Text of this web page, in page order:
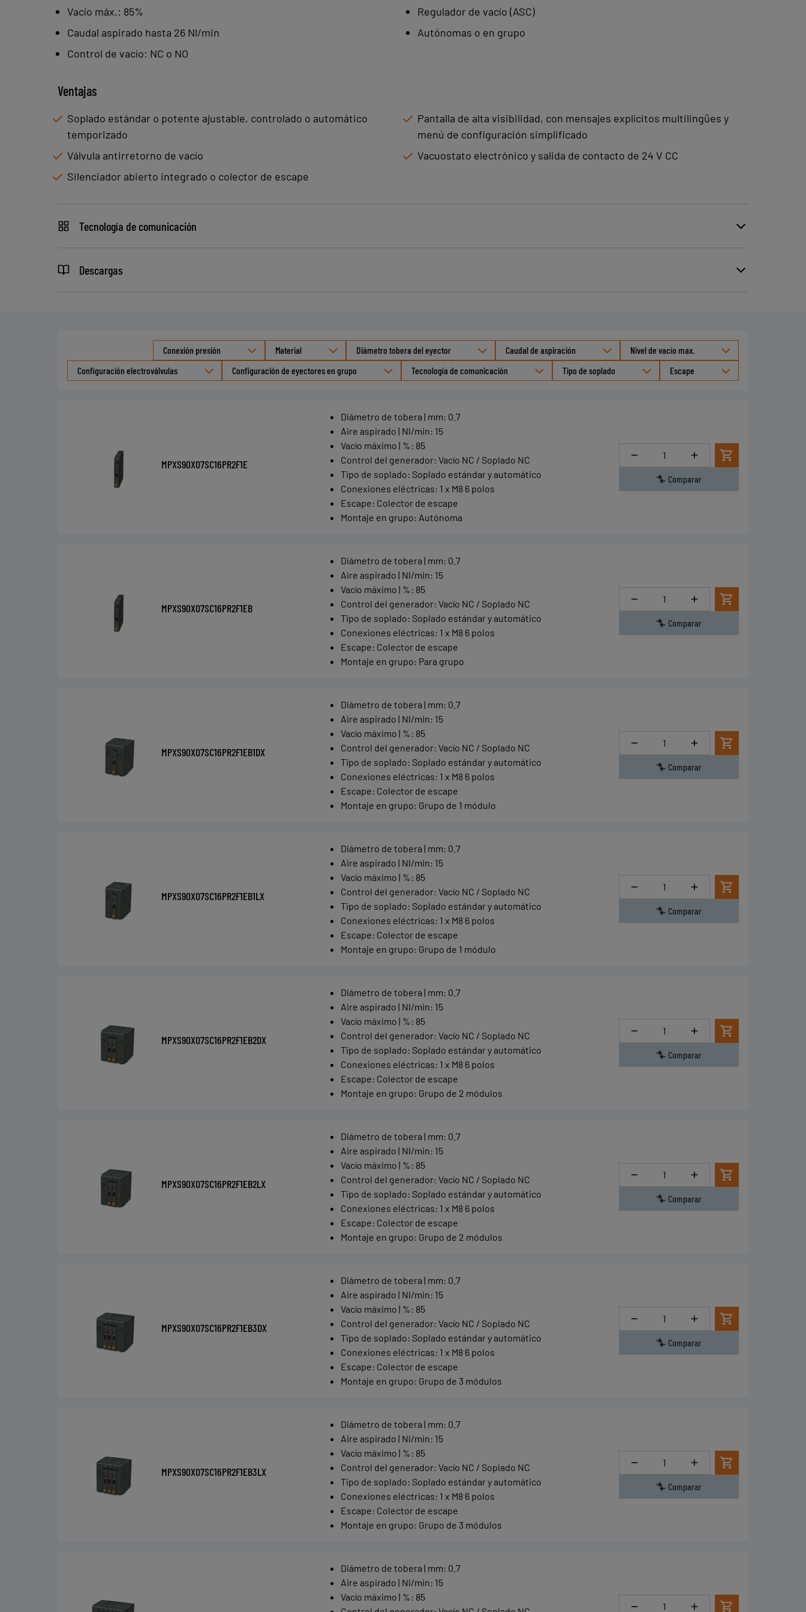
La modularidad de la serie MPXS ofrece una amplia
Las microbombas de vacío MPXS de COVAL son la
solución ideal para optimizar sus procesos de
manipulación, ofreciendo un rendimiento, eficiencia y
Vacío máx.: 85%
Caudal aspirado hasta 26 Nl/min
Control de vacío: NC o NO
Regulador de vacío (ASC)
Autónomas o en grupo
Ventajas
Soplado estándar o potente ajustable, controlado o automático
temporizado
Válvula antirretorno de vacío
Silenciador abierto integrado o colector de escape
Pantalla de alta visibilidad, con mensajes explícitos multilingües y
menú de configuración simplificado
Vacuostato electrónico y salida de contacto de 24 V CC
Tecnología de comunicación
Descargas
Conexión presión Material Diámetro tobera del eyector Caudal de aspiración
Nivel de vacío max.
Configuración electroválvulas
Configuración de eyectores en grupo Tecnología de comunicación Tipo de soplado Escape
MPXS90X07SC16PR2F1E
Diámetro de tobera | mm: 0.7
Aire aspirado | Nl/min: 15
Vacío máximo | % : 85
Control del generador: Vacío NC / Soplado NC
Tipo de soplado: Soplado estándar y automático
Conexiones eléctricas: 1 x M8 6 polos
Escape: Colector de escape
Montaje en grupo: Autónoma
Cantidad
Comparar
MPXS90X07SC16PR2F1EB
Diámetro de tobera | mm: 0.7
Aire aspirado | Nl/min: 15
Vacío máximo | % : 85
Control del generador: Vacío NC / Soplado NC
Tipo de soplado: Soplado estándar y automático
Conexiones eléctricas: 1 x M8 6 polos
Escape: Colector de escape
Montaje en grupo: Para grupo
Cantidad
Comparar
MPXS90X07SC16PR2F1EB1DX
Diámetro de tobera | mm: 0.7
Aire aspirado | Nl/min: 15
Vacío máximo | % : 85
Control del generador: Vacío NC / Soplado NC
Tipo de soplado: Soplado estándar y automático
Conexiones eléctricas: 1 x M8 6 polos
Escape: Colector de escape
Montaje en grupo: Grupo de 1 módulo
Cantidad
Comparar
MPXS90X07SC16PR2F1EB1LX
Diámetro de tobera | mm: 0.7
Aire aspirado | Nl/min: 15
Vacío máximo | % : 85
Control del generador: Vacío NC / Soplado NC
Tipo de soplado: Soplado estándar y automático
Conexiones eléctricas: 1 x M8 6 polos
Escape: Colector de escape
Montaje en grupo: Grupo de 1 módulo
Cantidad
Comparar
MPXS90X07SC16PR2F1EB2DX
Diámetro de tobera | mm: 0.7
Aire aspirado | Nl/min: 15
Vacío máximo | % : 85
Control del generador: Vacío NC / Soplado NC
Tipo de soplado: Soplado estándar y automático
Conexiones eléctricas: 1 x M8 6 polos
Escape: Colector de escape
Montaje en grupo: Grupo de 2 módulos
Cantidad
Comparar
MPXS90X07SC16PR2F1EB2LX
Diámetro de tobera | mm: 0.7
Aire aspirado | Nl/min: 15
Vacío máximo | % : 85
Control del generador: Vacío NC / Soplado NC
Tipo de soplado: Soplado estándar y automático
Conexiones eléctricas: 1 x M8 6 polos
Escape: Colector de escape
Montaje en grupo: Grupo de 2 módulos
Cantidad
Comparar
MPXS90X07SC16PR2F1EB3DX
Diámetro de tobera | mm: 0.7
Aire aspirado | Nl/min: 15
Vacío máximo | % : 85
Control del generador: Vacío NC / Soplado NC
Tipo de soplado: Soplado estándar y automático
Conexiones eléctricas: 1 x M8 6 polos
Escape: Colector de escape
Montaje en grupo: Grupo de 3 módulos
Cantidad
Comparar
MPXS90X07SC16PR2F1EB3LX
Diámetro de tobera | mm: 0.7
Aire aspirado | Nl/min: 15
Vacío máximo | % : 85
Control del generador: Vacío NC / Soplado NC
Tipo de soplado: Soplado estándar y automático
Conexiones eléctricas: 1 x M8 6 polos
Escape: Colector de escape
Montaje en grupo: Grupo de 3 módulos
Cantidad
Comparar
Diámetro de tobera | mm: 0.7
Aire aspirado | Nl/min: 15
Vacío máximo | % : 85
Cantidad